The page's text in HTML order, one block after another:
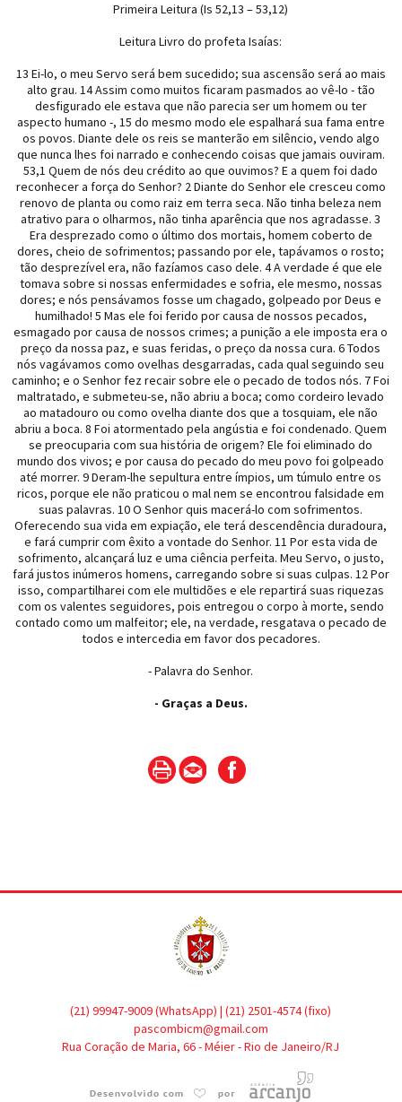
Primeira Leitura (Is 52,13 – 53,12)
Leitura Livro do profeta Isaías:
13 Ei-lo, o meu Servo será bem sucedido; sua ascensão será ao mais
alto grau. 14 Assim como muitos ficaram pasmados ao vê-lo - tão
desfigurado ele estava que não parecia ser um homem ou ter
aspecto humano -, 15 do mesmo modo ele espalhará sua fama entre
os povos. Diante dele os reis se manterão em silêncio, vendo algo
que nunca lhes foi narrado e conhecendo coisas que jamais ouviram.
53,1 Quem de nós deu crédito ao que ouvimos? E a quem foi dado
reconhecer a força do Senhor? 2 Diante do Senhor ele cresceu como
renovo de planta ou como raiz em terra seca. Não tinha beleza nem
atrativo para o olharmos, não tinha aparência que nos agradasse. 3
Era desprezado como o último dos mortais, homem coberto de
dores, cheio de sofrimentos; passando por ele, tapávamos o rosto;
tão desprezível era, não fazíamos caso dele. 4 A verdade é que ele
tomava sobre si nossas enfermidades e sofria, ele mesmo, nossas
dores; e nós pensávamos fosse um chagado, golpeado por Deus e
humilhado! 5 Mas ele foi ferido por causa de nossos pecados,
esmagado por causa de nossos crimes; a punição a ele imposta era o
preço da nossa paz, e suas feridas, o preço da nossa cura. 6 Todos
nós vagávamos como ovelhas desgarradas, cada qual seguindo seu
caminho; e o Senhor fez recair sobre ele o pecado de todos nós. 7 Foi
maltratado, e submeteu-se, não abriu a boca; como cordeiro levado
ao matadouro ou como ovelha diante dos que a tosquiam, ele não
abriu a boca. 8 Foi atormentado pela angústia e foi condenado. Quem
se preocuparia com sua história de origem? Ele foi eliminado do
mundo dos vivos; e por causa do pecado do meu povo foi golpeado
até morrer. 9 Deram-lhe sepultura entre ímpios, um túmulo entre os
ricos, porque ele não praticou o mal nem se encontrou falsidade em
suas palavras. 10 O Senhor quis macerá-lo com sofrimentos.
Oferecendo sua vida em expiação, ele terá descendência duradoura,
e fará cumprir com êxito a vontade do Senhor. 11 Por esta vida de
sofrimento, alcançará luz e uma ciência perfeita. Meu Servo, o justo,
fará justos inúmeros homens, carregando sobre si suas culpas. 12 Por
isso, compartilharei com ele multidões e ele repartirá suas riquezas
com os valentes seguidores, pois entregou o corpo à morte, sendo
contado como um malfeitor; ele, na verdade, resgatava o pecado de
todos e intercedia em favor dos pecadores.
- Palavra do Senhor.
- Graças a Deus.
(21) 99947-9009 (WhatsApp) | (21) 2501-4574 (fixo)
pascombicm@gmail.com
Rua Coração de Maria, 66 - Méier - Rio de Janeiro/RJ